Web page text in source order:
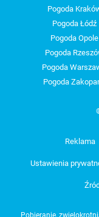
Pogoda
Pogoda Łódź
Pogoda Opole
Pogoda
Pogoda
Pogoda
Reklama
Ustawienia
Pobieranie,